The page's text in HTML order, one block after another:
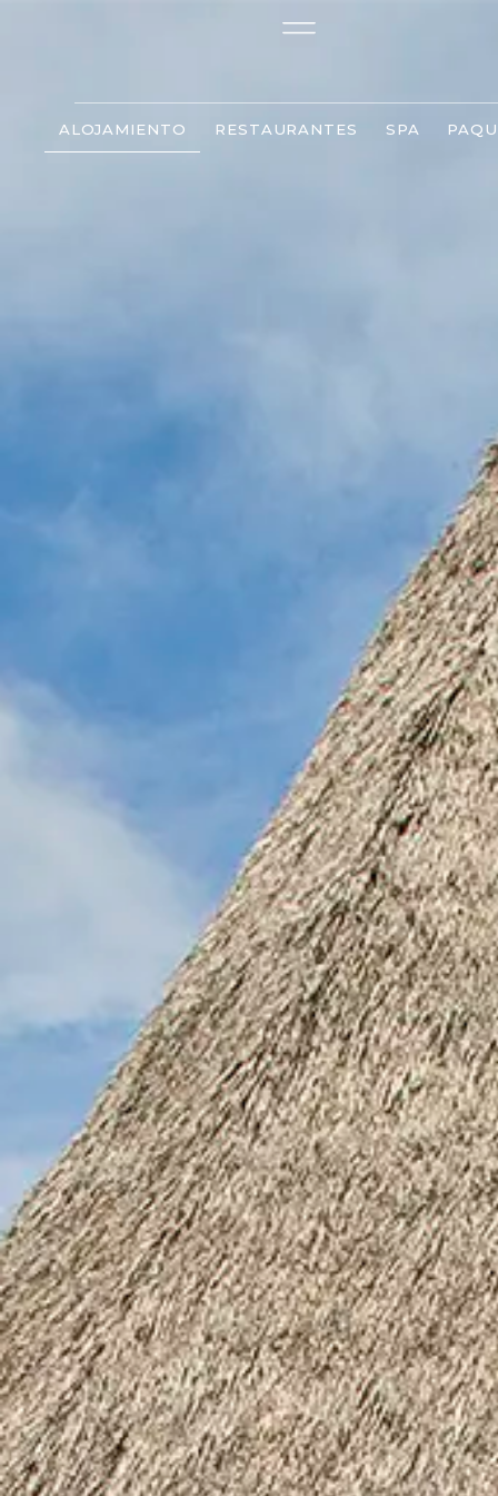
ALOJAMIENTO RESTAURANTES SPA